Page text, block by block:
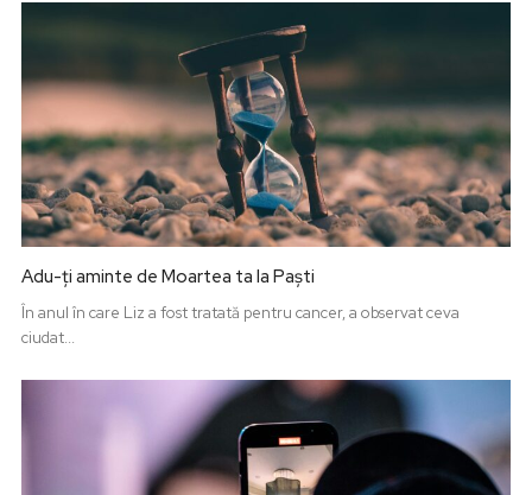
Adu-ți aminte de Moartea ta la Paști
În anul în care Liz a fost tratată pentru cancer, a observat ceva
ciudat...